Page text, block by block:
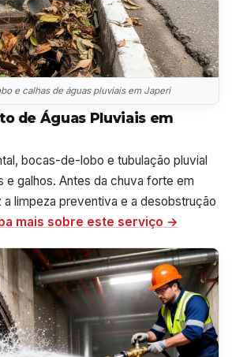
e calhas de águas pluviais em Japeri
de Águas Pluviais em
bocas-de-lobo e tubulação pluvial
e galhos. Antes da chuva forte em
a limpeza preventiva e a desobstrução
mais sobre este serviço →